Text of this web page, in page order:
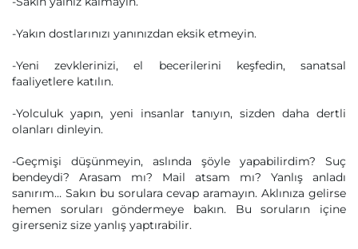
-Yakın dostlarınızı yanınızdan eksik etmeyin.
-Yeni zevklerinizi, el becerilerini keşfedin, sanatsal
faaliyetlere katılın.
-Yolculuk yapın, yeni insanlar tanıyın, sizden daha dertli
olanları dinleyin.
-Geçmişi düşünmeyin, aslında şöyle yapabilirdim? Suç
bendeydi? Arasam mı? Mail atsam mı? Yanlış anladı
sanırım… Sakın bu sorulara cevap aramayın. Aklınıza gelirse
hemen soruları göndermeye bakın. Bu soruların içine
girerseniz size yanlış yaptırabilir.